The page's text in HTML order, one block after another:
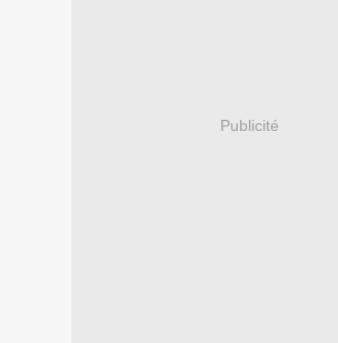
Publicité